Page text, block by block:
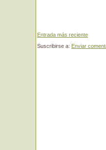
Entrada más reciente
Suscribirse a: Enviar